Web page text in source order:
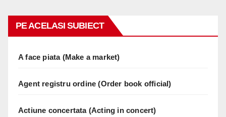
PE ACELASI SUBIECT
A face piata (Make a market)
Agent registru ordine (Order book official)
Actiune concertata (Acting in concert)